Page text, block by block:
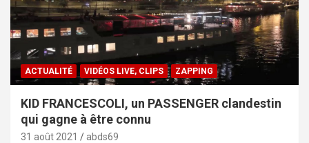
ACTUALITÉ VIDÉOS LIVE, CLIPS ZAPPING
KID FRANCESCOLI, un PASSENGER clandestin
qui gagne à être connu
31 août 2021 abds69